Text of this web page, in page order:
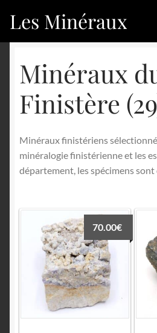
Aller
à
navigation
Aller
au
Les Minéraux
Catégories
Nouveautés
Achat
Mon compte
Français
English
Boutique
Nouveautés
Blog
Achat
Contactez-nous
Sites amis
Minéraux
Finistère
Minéraux finistériens
minéralogie finistérienne et les
département, les spécimens sont
70.00€